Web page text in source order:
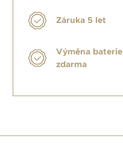
Záruka 5 let
Výměna baterie
zdarma